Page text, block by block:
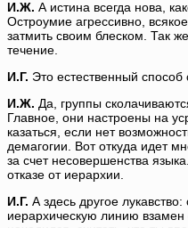
И.Ж. А истина всегда нова,
Остроумие агрессивно,
затмить своим блеском. Так
течение.
И.Г. Это естественный
И.Ж. Да, группы
Главное, они настроены на
казаться, если нет
демагогии. Вот откуда идет
за счет несовершенства
отказе от иерархии.
И.Г. А здесь другое
иерархическую линию